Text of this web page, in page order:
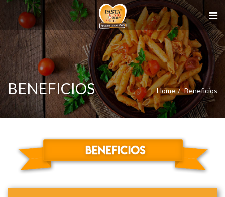
BENEFICIOS Home Beneficios